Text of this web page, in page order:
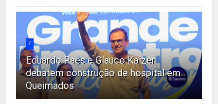
7
Eduardo Paes e Glauco Kaizer
debatem construção de hospital em
Queimados